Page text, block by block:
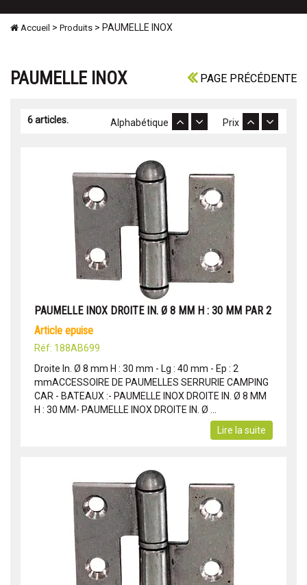
Accueil > Produits > PAUMELLE INOX
PAGE PRÉCÉDENTE
PAUMELLE INOX
6 articles. Prix
Alphabétique
PAUMELLE INOX DROITE IN. Ø 8 MM H : 30 MM PAR 2
article epuise
Réf: 188AB699
Droite In. Ø 8 mm H : 30 mm - Lg : 40 mm - Ep : 2
mmACCESSOIRE DE PAUMELLES SERRURIE CAMPING
CAR - BATEAUX :- PAUMELLE INOX DROITE IN. Ø 8 MM
H : 30 MM- PAUMELLE INOX DROITE IN. Ø ...
Lire la suite